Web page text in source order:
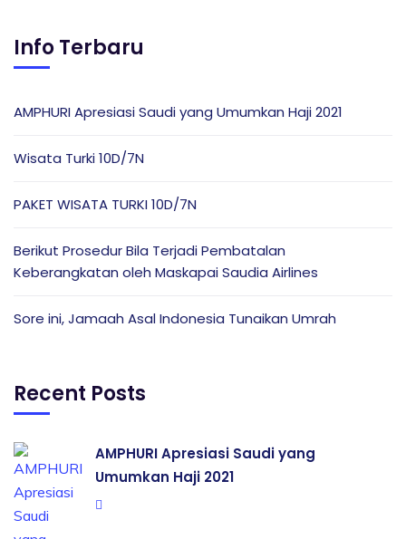
Info Terbaru
AMPHURI Apresiasi Saudi yang Umumkan Haji 2021
Wisata Turki 10D/7N
PAKET WISATA TURKI 10D/7N
Berikut Prosedur Bila Terjadi Pembatalan
Keberangkatan oleh Maskapai Saudia Airlines
Sore ini, Jamaah Asal Indonesia Tunaikan Umrah
Recent Posts
AMPHURI Apresiasi Saudi yang
Umumkan Haji 2021